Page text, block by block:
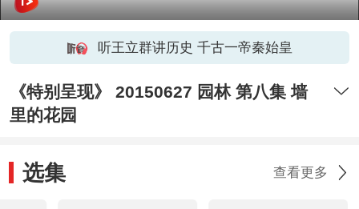
听王立群讲历史 千古一帝秦始皇
《特别呈现》 20150627 园林 第八集 墙
里的花园
选集 查看更多